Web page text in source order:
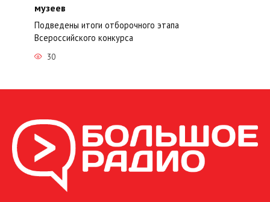
музеев
Подведены итоги отборочного этапа
Всероссийского конкурса
30